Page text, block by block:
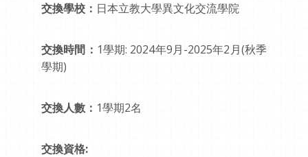
交換學校： 日本立教大學異文化交流學院
交換時間： 1學期: 2024年9月-2025年2月(秋季
學期)
交換人數： 1學期2名
交換資格: